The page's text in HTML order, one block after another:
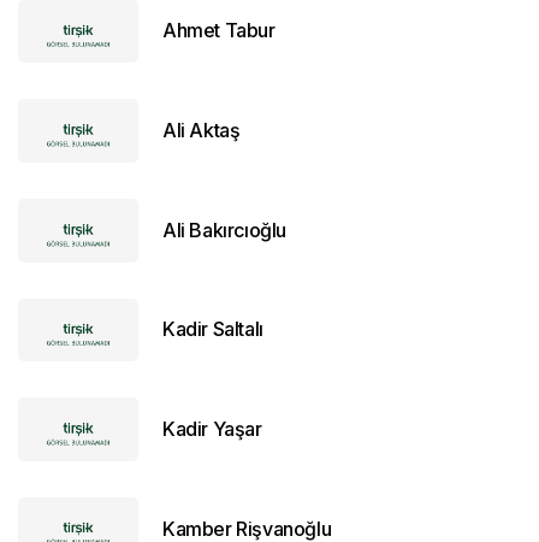
Ahmet Tabur
Ali Aktaş
Ali Bakırcıoğlu
Kadir Saltalı
Kadir Yaşar
Kamber Rişvanoğlu